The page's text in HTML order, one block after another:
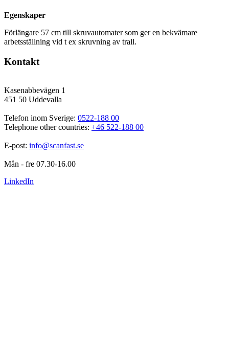
Egenskaper
Förlängare 57 cm till skruvautomater som ger en bekvämare
arbetsställning vid t ex skruvning av trall.
Kontakt
Kasenabbevägen 1
451 50 Uddevalla
Telefon inom Sverige: 0522-188 00
Telephone other countries: +46 522-188 00
E-post: info@scanfast.se
Mån - fre 07.30-16.00
LinkedIn